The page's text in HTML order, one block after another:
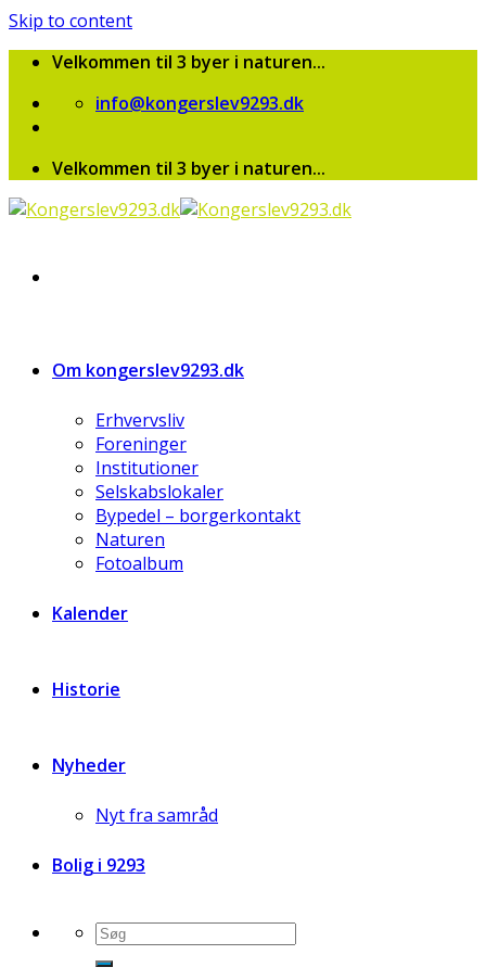
Skip to content
Velkommen til 3 byer i naturen...
info@kongerslev9293.dk
Velkommen til 3 byer i naturen...
Om kongerslev9293.dk
Erhvervsliv
Foreninger
Institutioner
Selskabslokaler
Bypedel – borgerkontakt
Naturen
Fotoalbum
Kalender
Historie
Nyheder
Nyt fra samråd
Bolig i 9293